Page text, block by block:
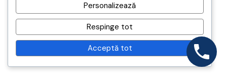
Personalizează
Respinge tot
Acceptă tot